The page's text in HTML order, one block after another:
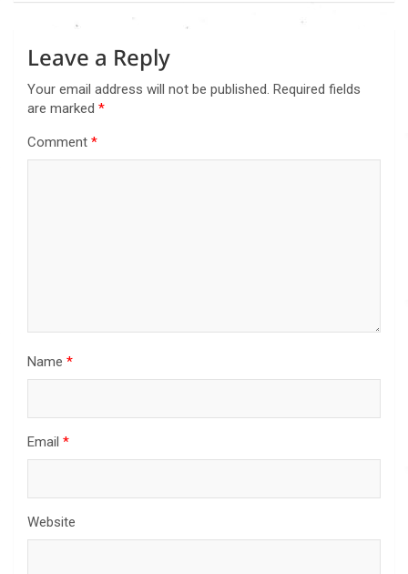
Leave a Reply
Your email address will not be published. Required fields
are marked *
Comment *
Name *
Email *
Website